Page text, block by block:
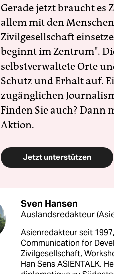
Gerade jetzt braucht es
allem mit den
Zivilgesellschaft
beginnt im Zentrum".
selbstverwaltete Orte
Schutz und Erhalt auf.
zugänglichen
Finden Sie auch? Dann
Aktion.
Jetzt unterstützen
Sven Hansen
Auslandsredakteur
Asienredakteur seit
Communication for
Zivilgesellschaft,
Han Sens ASIENTALK.